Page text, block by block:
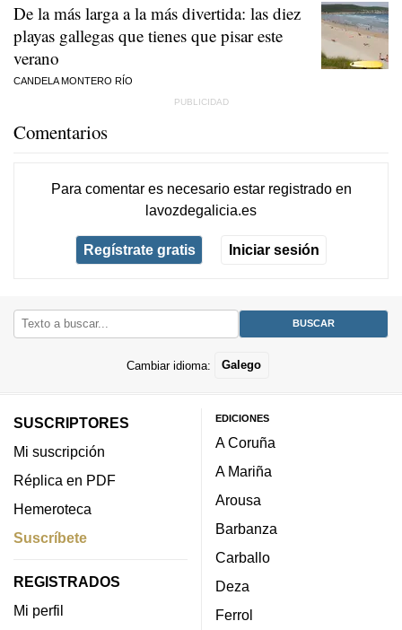
De la más larga a la más divertida: las diez
playas gallegas que tienes que pisar este
verano
CANDELA MONTERO RÍO
Comentarios
Para comentar es necesario estar registradoen
lavozdegalicia.es
Regístrate gratis Iniciar sesión
Cambiar idioma: Galego
SUSCRIPTORES
Mi suscripción
Réplica en PDF
Hemeroteca
Suscríbete
REGISTRADOS
Mi perfil
EDICIONES
A Coruña
A Mariña
Arousa
Barbanza
Carballo
Deza
Ferrol